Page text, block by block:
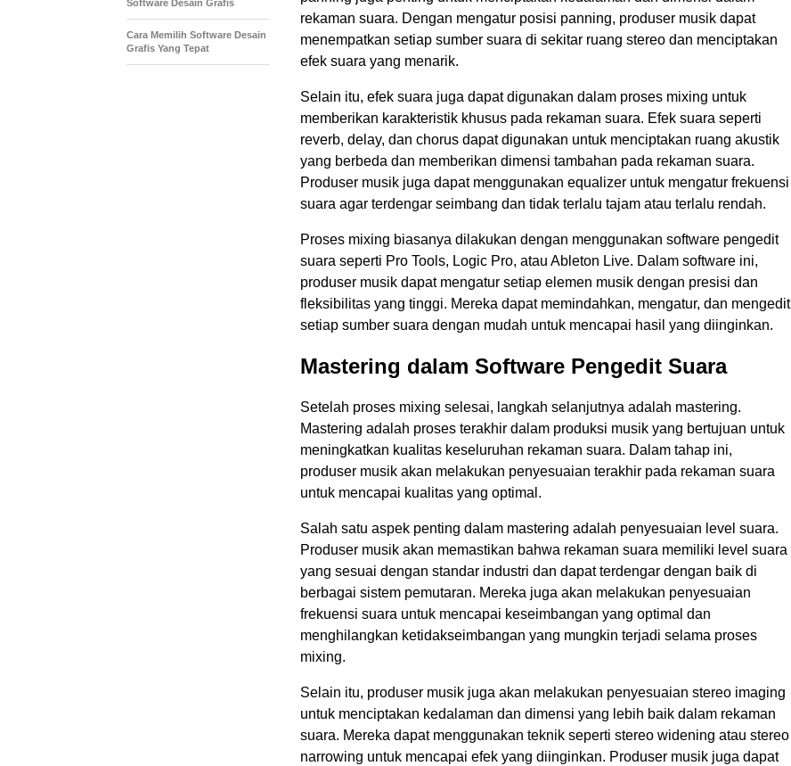
rekaman suara. Dengan mengatur posisi panning, produser musik dapat
menempatkan setiap sumber suara di sekitar ruang stereo dan menciptakan
efek suara yang menarik.
Selain itu, efek suara juga dapat digunakan dalam proses mixing untuk
memberikan karakteristik khusus pada rekaman suara. Efek suara seperti
reverb, delay, dan chorus dapat digunakan untuk menciptakan ruang akustik
yang berbeda dan memberikan dimensi tambahan pada rekaman suara.
Produser musik juga dapat menggunakan equalizer untuk mengatur frekuensi
suara agar terdengar seimbang dan tidak terlalu tajam atau terlalu rendah.
Proses mixing biasanya dilakukan dengan menggunakan software pengedit
suara seperti Pro Tools, Logic Pro, atau Ableton Live. Dalam software ini,
produser musik dapat mengatur setiap elemen musik dengan presisi dan
fleksibilitas yang tinggi. Mereka dapat memindahkan, mengatur, dan mengedit
setiap sumber suara dengan mudah untuk mencapai hasil yang diinginkan.
Mastering dalam Software Pengedit Suara
Setelah proses mixing selesai, langkah selanjutnya adalah mastering.
Mastering adalah proses terakhir dalam produksi musik yang bertujuan untuk
meningkatkan kualitas keseluruhan rekaman suara. Dalam tahap ini,
produser musik akan melakukan penyesuaian terakhir pada rekaman suara
untuk mencapai kualitas yang optimal.
Salah satu aspek penting dalam mastering adalah penyesuaian level suara.
Produser musik akan memastikan bahwa rekaman suara memiliki level suara
yang sesuai dengan standar industri dan dapat terdengar dengan baik di
berbagai sistem pemutaran. Mereka juga akan melakukan penyesuaian
frekuensi suara untuk mencapai keseimbangan yang optimal dan
menghilangkan ketidakseimbangan yang mungkin terjadi selama proses
mixing.
Selain itu, produser musik juga akan melakukan penyesuaian stereo imaging
untuk menciptakan kedalaman dan dimensi yang lebih baik dalam rekaman
suara. Mereka dapat menggunakan teknik seperti stereo widening atau stereo
narrowing untuk mencapai efek yang diinginkan. Produser musik juga dapat
Software Desain Grafis
Cara Memilih Software Desain
Grafis Yang Tepat